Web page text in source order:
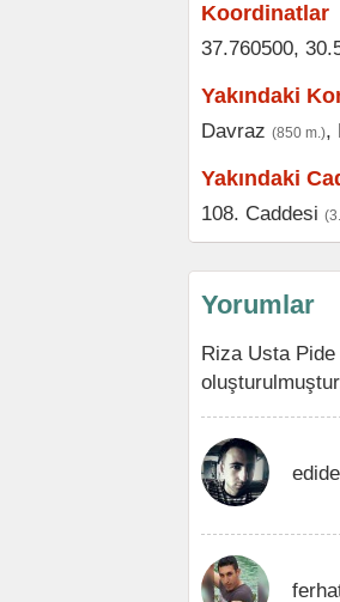
Koordinatlar
37.760500,
Yakındaki
Davraz (850 m.),
Yakındaki
108. Caddesi
Yorumlar
Riza Usta